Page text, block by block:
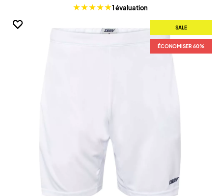
1 évaluation
SALE
ÉCONOMISER 60%
SALE
ÉCONOMISER 60%
SALE
ÉCONOMISER 60%
SALE
ÉCONOMISER 60%
SALE
ÉCONOMISER 60%